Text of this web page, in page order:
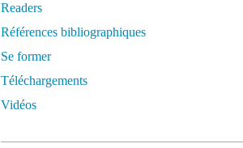
Readers
Références bibliographiques
Se former
Téléchargements
Vidéos